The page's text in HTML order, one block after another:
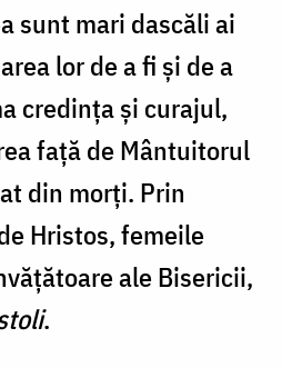
sunt mari dascăli ai
lor de a fi şi de a
credinţa şi curajul,
faţă de Mântuitorul
din morţi. Prin
Hristos, femeile
ale Bisericii,
.